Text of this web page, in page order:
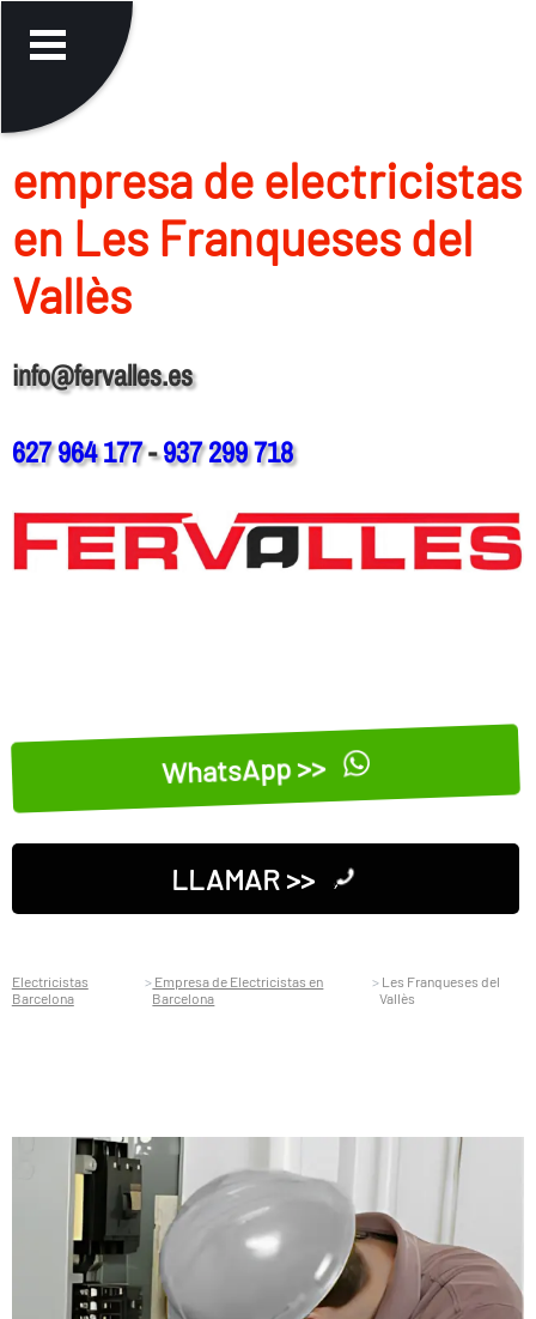
empresa de electricistas
en Les Franqueses del
Vallès
info@fervalles.es
627 964 177-937 299 718
WhatsApp >>
LLAMAR >>
Electricistas
Barcelona
Empresa de Electricistas en
Barcelona
Les Franqueses del
Vallès